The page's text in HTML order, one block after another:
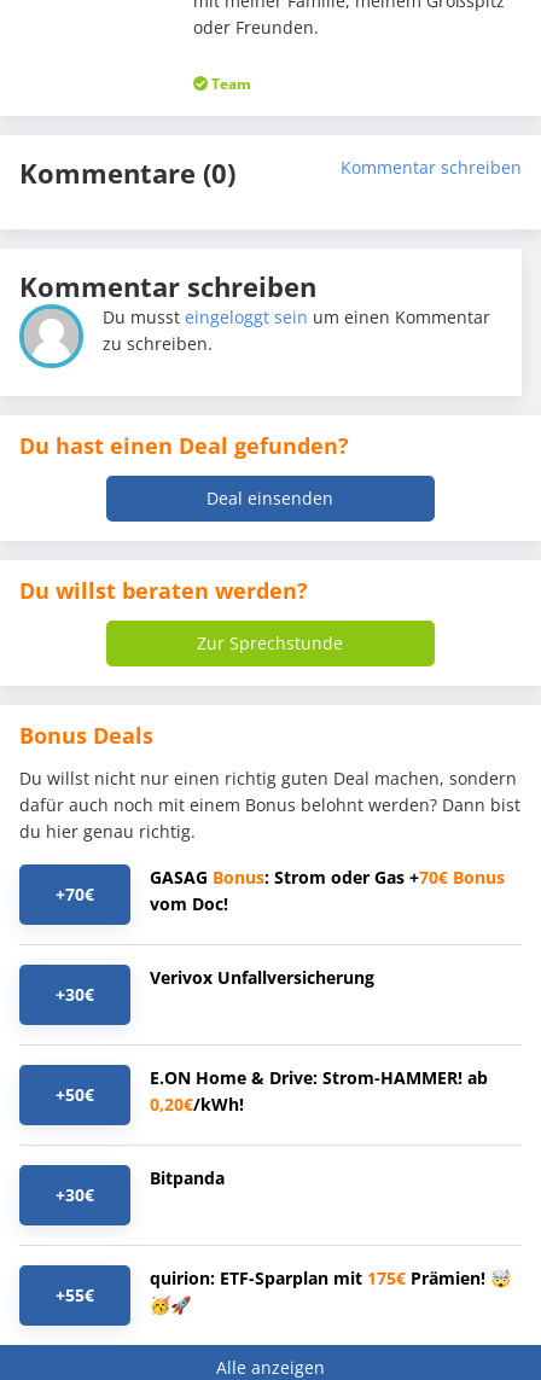
oder Freunden.
Team
Kommentare (0) Kommentar schreiben
Kommentar schreiben
Du mussteingeloggt sein um einen Kommentar
zu schreiben.
Du hast einen Deal gefunden?
Deal einsenden
Du willst beraten werden?
Zur Sprechstunde
Bonus Deals
Du willst nicht nur einen richtig guten Deal machen, sondern
dafür auch noch mit einem Bonus belohnt werden? Dann bist
du hier genau richtig.
+70€
GASAG Bonus: Strom oder Gas +70€ Bonus
vom Doc!
+30€
Verivox Unfallversicherung
+50€
E.ON Home & Drive: Strom-HAMMER! ab
0,20€/kWh!
+30€
Bitpanda
+55€
quirion: ETF-Sparplan mit 175€ Prämien! 🤯
🥳🚀
Alle anzeigen